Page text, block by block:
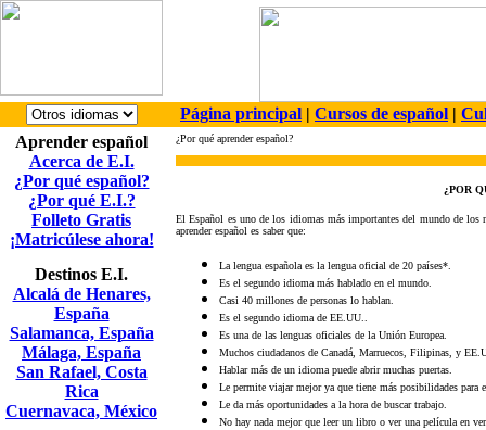
Página principal | Cursos de español |
Aprender español
Acerca de E.I.
¿Por qué español?
¿Por qué E.I.?
Folleto Gratis
¡Matricúlese ahora!
Destinos E.I.
Alcalá de Henares,
España
Salamanca, España
Málaga, España
San Rafael, Costa
Rica
Cuernavaca, México
¿Por qué aprender español?
¿POR
El Español es uno de los idiomas más importantes del mundo de los
aprender español es saber que:
La lengua española es la lengua oficial de 20 países*.
Es el segundo idioma más hablado en el mundo.
Casi 40 millones de personas lo hablan.
Es el segundo idioma de EE.UU..
Es una de las lenguas oficiales de la Unión Europea.
Muchos ciudadanos de Canadá, Marruecos, Filipinas, y
Hablar más de un idioma puede abrir muchas puertas.
Le permite viajar mejor ya que tiene más posibilidades para
Le da más oportunidades a la hora de buscar trabajo.
No hay nada mejor que leer un libro o ver una película en